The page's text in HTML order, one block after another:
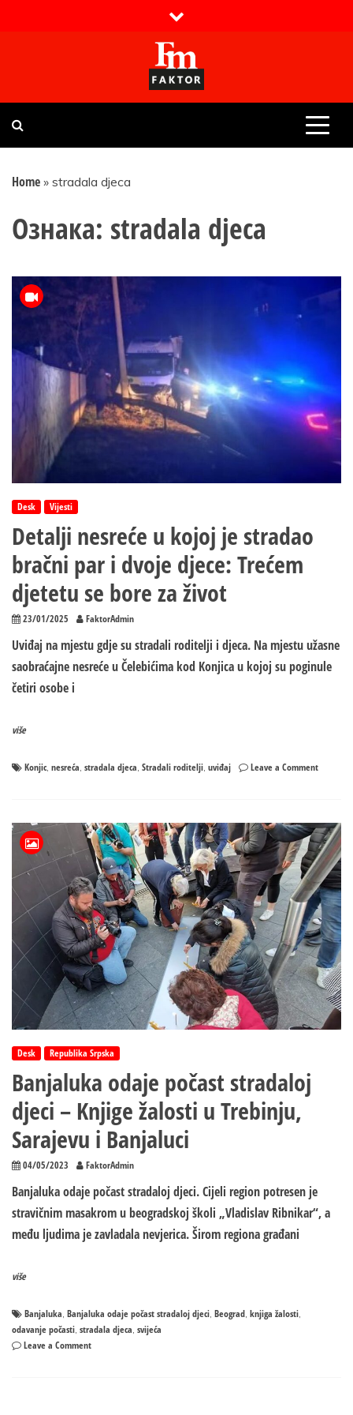
Faktor magazin
Uvijek presudan
Home » stradala djeca
Ознака: stradala djeca
Desk Vijesti
Detalji nesreće u kojoj je stradao
bračni par i dvoje djece: Trećem
djetetu se bore za život
23/01/2025 FaktorAdmin
Uviđaj na mjestu gdje su stradali roditelji i djeca. Na mjestu užasne
saobraćajne nesreće u Čelebićima kod Konjica u kojoj su poginule
četiri osobe i
više
Konjic, nesreća, stradala djeca, Stradali roditelji, uviđaj Leave a Commenton
kojoj
je
stradao
bračni
par
i
dvoje
djece:
Trećem
djetetu
se
bore
za
Desk
Republika Srpska
Banjaluka odaje počast stradaloj
djeci – Knjige žalosti u Trebinju,
Sarajevu i Banjaluci
04/05/2023 FaktorAdmin
Banjaluka odaje počast stradaloj djeci. Cijeli region potresen je
stravičnim masakrom u beogradskoj školi „Vladislav Ribnikar“, a
među ljudima je zavladala nevjerica. Širom regiona građani
više
Banjaluka, Banjaluka odaje počast stradaloj djeci, Beograd, knjiga žalosti,
odavanje počasti, stradala djeca, svijeća
Leave a Commenton